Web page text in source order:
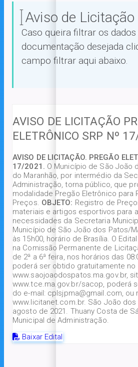
Aviso de Licitação
Caso queira filtrar os dados
documentação desejada
campo filtrar aqui abaixo.
AVISO DE LICITAÇÃO
ELETRÔNICO SRP Nº
AVISO DE LICITAÇÃO. PREGÃO
17/2021. O Município de São João
do Maranhão, por intermédio da
Administração, torna público, que
modalidade Pregão Eletrônico para
Preços. OBJETO: Registro de
materiais e artigos esportivos para
necessidades da Secretaria
Município de São João dos Patos/
às 15h00, horário de Brasília. O
na Comissão Permanente de
de 2ª a 6ª feira, nos horários das
poderá ser obtido gratuitamente no
www.saojoaodospatos.ma.gov.br,
www.tce.ma.gov.br/sacop, poderá
do e-mail: cplsjpma@gmail.com, ou
www.licitanet.com.br. São João dos
agosto de 2021. Thuany Costa de
Municipal de Administração.
Baixar Edital